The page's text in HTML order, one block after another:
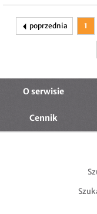
sprzedam działkę inwestycyjną
nieruchomości inwestycyjne
poprzednia 1
O serwisie
Cennik